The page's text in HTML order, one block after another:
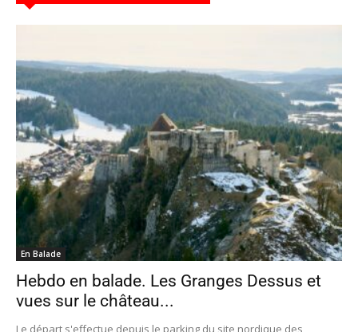
En Balade
Hebdo en balade. Les Granges Dessus et
vues sur le château...
Le départ s'effectue depuis le parking du site nordique des